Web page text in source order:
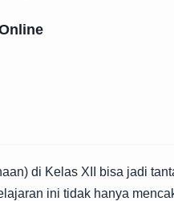
di Kelas XII bisa jadi
ini tidak hanya